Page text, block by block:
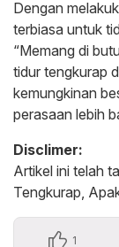
Dengan
terbiasa untuk
“Memang di
tidur tengkurap
kemungkinan
perasaan lebih
Disclimer:
Artikel ini telah
Tengkurap,
1